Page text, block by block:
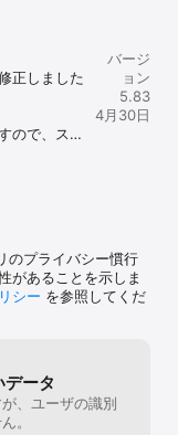
定から [不具合報
りください。
なサポート対応が難
ご報告にご協力くだ
正しました
ので、スト
バージ
ョン
5.83
4月30日
のプライバシー慣行
があることを示しま
シー を参照してくだ
ータ
、ユーザの識別
。